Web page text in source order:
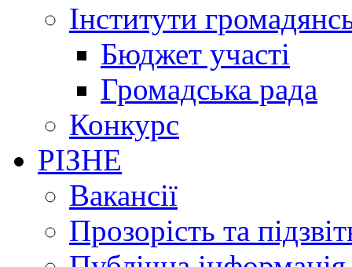
Інститути
Бюджет участі
Громадська рада
Конкурс
РІЗНЕ
Вакансії
Прозорість та